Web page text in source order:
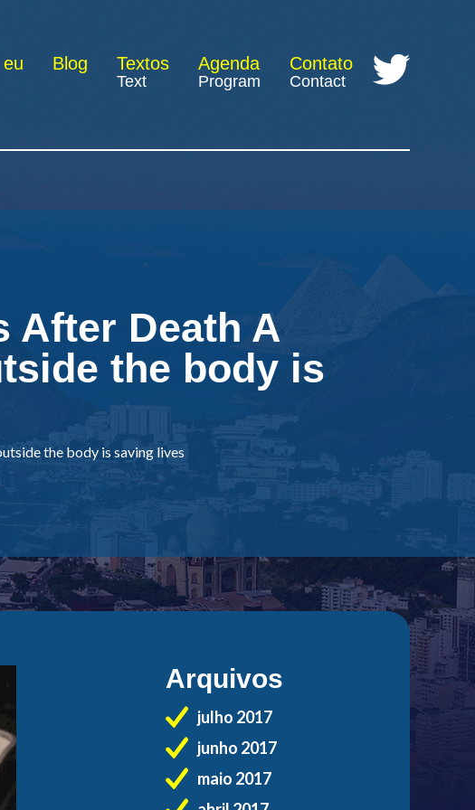
Blog Textos
Text
Agenda
Program
Contato
Contact
After Death A
the body is
the body is saving lives
Arquivos
julho 2017
junho 2017
maio 2017